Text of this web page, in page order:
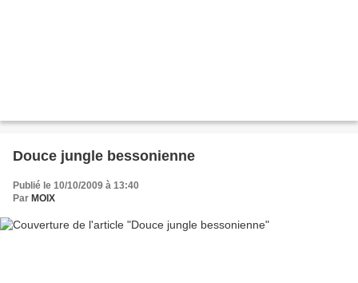
Douce jungle bessonienne
Publié le 10/10/2009 à 13:40
Par MOIX